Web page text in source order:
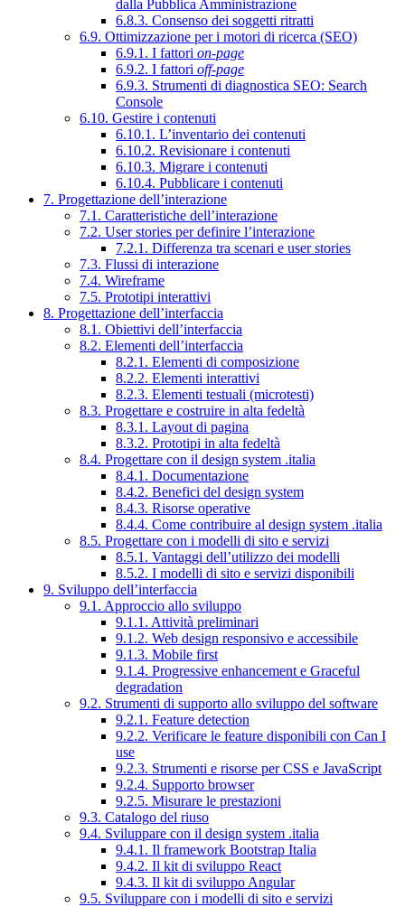
dalla Pubblica Amministrazione
6.8.3. Consenso dei soggetti ritratti
6.9. Ottimizzazione per i motori di ricerca (SEO)
6.9.1. I fattori on-page
6.9.2. I fattori off-page
6.9.3. Strumenti di diagnostica SEO: Search
Console
6.10. Gestire i contenuti
6.10.1. L’inventario dei contenuti
6.10.2. Revisionare i contenuti
6.10.3. Migrare i contenuti
6.10.4. Pubblicare i contenuti
7. Progettazione dell’interazione
7.1. Caratteristiche dell’interazione
7.2. User stories per definire l’interazione
7.2.1. Differenza tra scenari e user stories
7.3. Flussi di interazione
7.4. Wireframe
7.5. Prototipi interattivi
8. Progettazione dell’interfaccia
8.1. Obiettivi dell’interfaccia
8.2. Elementi dell’interfaccia
8.2.1. Elementi di composizione
8.2.2. Elementi interattivi
8.2.3. Elementi testuali (microtesti)
8.3. Progettare e costruire in alta fedeltà
8.3.1. Layout di pagina
8.3.2. Prototipi in alta fedeltà
8.4. Progettare con il design system .italia
8.4.1. Documentazione
8.4.2. Benefici del design system
8.4.3. Risorse operative
8.4.4. Come contribuire al design system .italia
8.5. Progettare con i modelli di sito e servizi
8.5.1. Vantaggi dell’utilizzo dei modelli
8.5.2. I modelli di sito e servizi disponibili
9. Sviluppo dell’interfaccia
9.1. Approccio allo sviluppo
9.1.1. Attività preliminari
9.1.2. Web design responsivo e accessibile
9.1.3. Mobile first
9.1.4. Progressive enhancement e Graceful
degradation
9.2. Strumenti di supporto allo sviluppo del software
9.2.1. Feature detection
9.2.2. Verificare le feature disponibili con Can I
use
9.2.3. Strumenti e risorse per CSS e JavaScript
9.2.4. Supporto browser
9.2.5. Misurare le prestazioni
9.3. Catalogo del riuso
9.4. Sviluppare con il design system .italia
9.4.1. Il framework Bootstrap Italia
9.4.2. Il kit di sviluppo React
9.4.3. Il kit di sviluppo Angular
9.5. Sviluppare con i modelli di sito e servizi